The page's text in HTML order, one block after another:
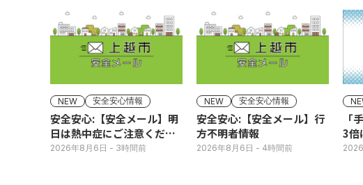
NEW 安全安心情報
安全安心:【安全メール】明
日は熱中症にご注意くださ
い
2026年8月6日 - 3時間前
NEW 安全安心情報
安全安心:【安全メール】行
方不明者情報
2026年8月6日 - 4時間前
「
3倍
内】